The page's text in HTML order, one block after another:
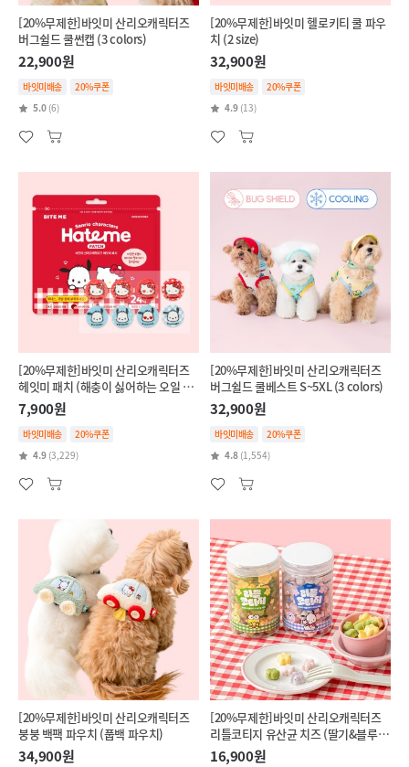
[20%무제한]바잇미 산리오캐릭터즈
버그쉴드 쿨썬캡 (3 colors)
22,900원
바잇미배송
20%쿠폰
5.0 (6)
[20%무제한]바잇미 헬로키티 쿨 파우
치 (2 size)
32,900원
바잇미배송
20%쿠폰
4.9 (13)
[20%무제한]바잇미 산리오캐릭터즈
헤잇미 패치 (해충이 싫어하는 오일 함
유)
7,900원
바잇미배송
20%쿠폰
4.9 (3,229)
[20%무제한]바잇미 산리오캐릭터즈
버그쉴드 쿨베스트 S~5XL (3 colors)
32,900원
바잇미배송
20%쿠폰
4.8 (1,554)
[20%무제한]바잇미 산리오캐릭터즈
붕붕 백팩 파우치 (풉백 파우치)
34,900원
[20%무제한]바잇미 산리오캐릭터즈
리틀코티지 유산균 치즈 (딸기&블루베
리/단호박&브로콜리)
16,900원